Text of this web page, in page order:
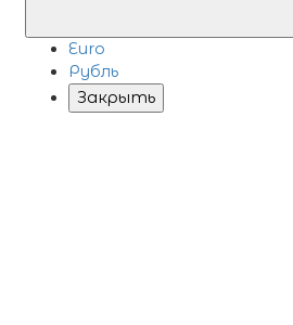
Euro
Рубль
Закрыть